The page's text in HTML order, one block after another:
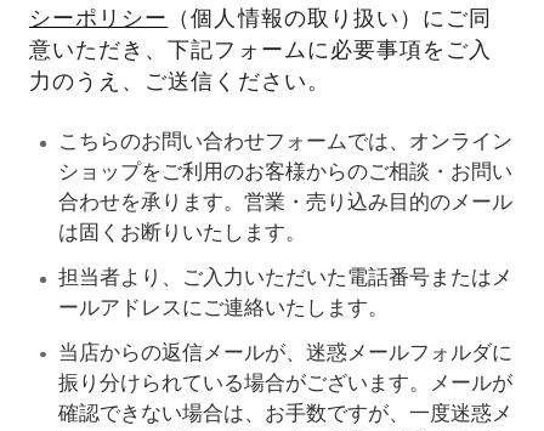
シーポリシー
（個人情報の取り扱い）にご同
意いただき、下記フォームに必要事項をご入
力のうえ、ご送信ください。
こちらのお問い合わせフォームでは、オンライン
ショップをご利用のお客様からのご相談・お問い
合わせを承ります。営業・売り込み目的のメール
は固くお断りいたします。
担当者より、ご入力いただいた電話番号またはメ
ールアドレスにご連絡いたします。
当店からの返信メールが、迷惑メールフォルダに
振り分けられている場合がございます。メールが
確認できない場合は、お手数ですが、一度迷惑メ